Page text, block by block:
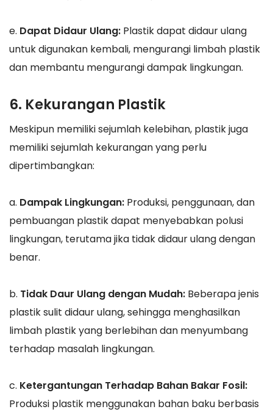
e. Dapat Didaur Ulang: Plastik dapat didaur ulang
untuk digunakan kembali, mengurangi limbah plastik
dan membantu mengurangi dampak lingkungan.
6. Kekurangan Plastik
Meskipun memiliki sejumlah kelebihan, plastik juga
memiliki sejumlah kekurangan yang perlu
dipertimbangkan:
a. Dampak Lingkungan: Produksi, penggunaan, dan
pembuangan plastik dapat menyebabkan polusi
lingkungan, terutama jika tidak didaur ulang dengan
benar.
b. Tidak Daur Ulang dengan Mudah: Beberapa jenis
plastik sulit didaur ulang, sehingga menghasilkan
limbah plastik yang berlebihan dan menyumbang
terhadap masalah lingkungan.
c. Ketergantungan Terhadap Bahan Bakar Fosil:
Produksi plastik menggunakan bahan baku berbasis